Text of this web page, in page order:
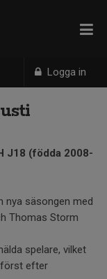
Logga in
J18 (födda 2008-
nya säsongen med
Thomas Storm
spelare, vilket
först efter